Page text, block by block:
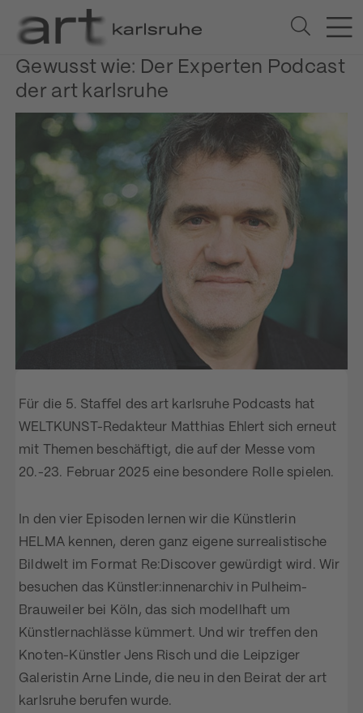
Gewusst wie: Der Experten Podcast
der art karlsruhe
Für die 5. Staffel des art karlsruhe Podcasts hat
WELTKUNST-Redakteur Matthias Ehlert sich erneut
mit Themen beschäftigt, die auf der Messe vom
20.-23. Februar 2025 eine besondere Rolle spielen.
In den vier Episoden lernen wir die Künstlerin
HELMA kennen, deren ganz eigene surrealistische
Bildwelt im Format Re:Discover gewürdigt wird. Wir
besuchen das Künstler:innenarchiv in Pulheim-
Brauweiler bei Köln, das sich modellhaft um
Künstlernachlässe kümmert. Und wir treffen den
Knoten-Künstler Jens Risch und die Leipziger
Galeristin Arne Linde, die neu in den Beirat der art
karlsruhe berufen wurde.